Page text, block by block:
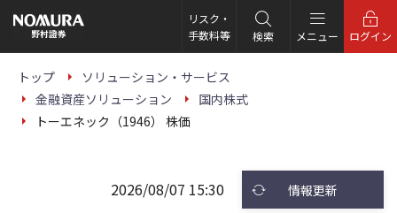
の
ー
リスク・
手数料等
検索 メニュー ログイン
トップ
ソリューション・サービス
金融資産ソリューション
国内株式
トーエネック（1946） 株価
2026/08/07 15:30 情報更新